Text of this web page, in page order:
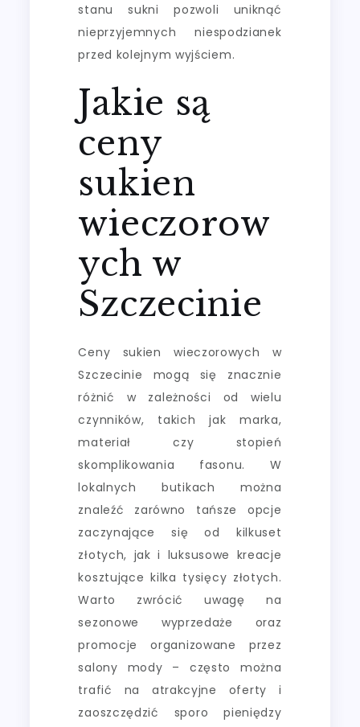
stanu sukni pozwoli uniknąć
nieprzyjemnych niespodzianek
przed kolejnym wyjściem.
Jakie są
ceny
sukien
wieczorow
ych w
Szczecinie
Ceny sukien wieczorowych w
Szczecinie mogą się znacznie
różnić w zależności od wielu
czynników, takich jak marka,
materiał czy stopień
skomplikowania fasonu. W
lokalnych butikach można
znaleźć zarówno tańsze opcje
zaczynające się od kilkuset
złotych, jak i luksusowe kreacje
kosztujące kilka tysięcy złotych.
Warto zwrócić uwagę na
sezonowe wyprzedaże oraz
promocje organizowane przez
salony mody – często można
trafić na atrakcyjne oferty i
zaoszczędzić sporo pieniędzy